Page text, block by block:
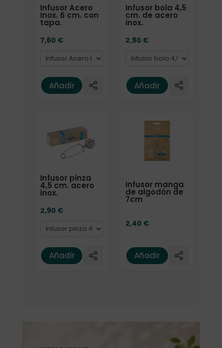
Infusor Acero
Inox. 6 cm. con
tapa.
7,60 €
Añadir
Infusor bola 4,5
cm. de acero
inox.
2,90 €
Añadir
Infusor pinza
4,5 cm. acero
inox.
2,90 €
Añadir
Infusor manga
de algodón de
7cm
2,40 €
Añadir